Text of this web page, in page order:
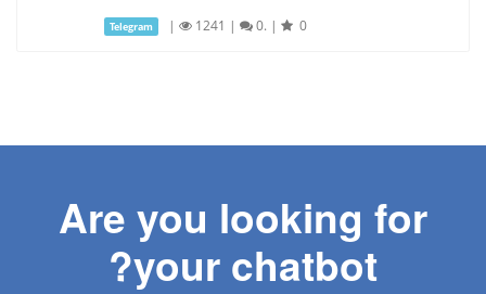
Telegram | 1241 | 0. | 0
Are you looking for
your chatbot?